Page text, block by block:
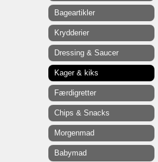
Bageartikler
Krydderier
Dressing & Saucer
Kager & kiks
Færdigretter
Chips & Snacks
Morgenmad
Babymad